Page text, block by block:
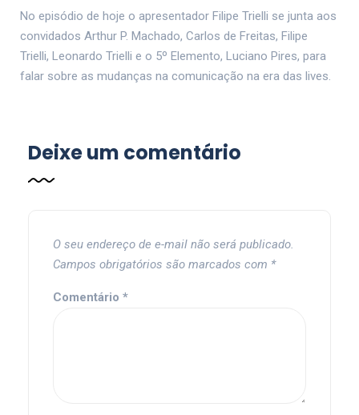
No episódio de hoje o apresentador Filipe Trielli se junta aos
convidados Arthur P. Machado, Carlos de Freitas, Filipe
Trielli, Leonardo Trielli e o 5º Elemento, Luciano Pires, para
falar sobre as mudanças na comunicação na era das lives.
Deixe um comentário
O seu endereço de e-mail não será publicado.
Campos obrigatórios são marcados com *
Comentário *